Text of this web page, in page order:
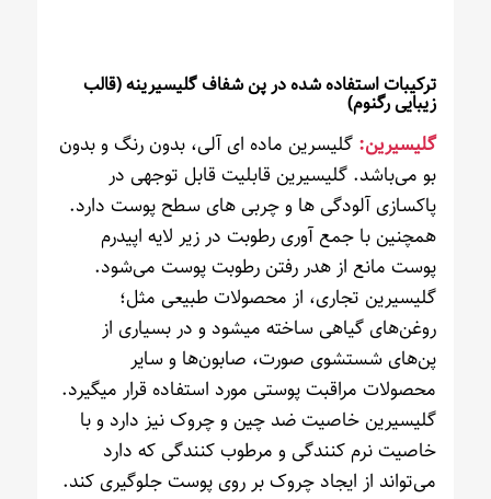
ترکیبات استفاده شده در پن شفاف گلیسیرینه (قالب
زیبایی رگنوم)
گلیسیرین: گلیسرین ماده ای آلی، بدون رنگ و بدون
بو می‌باشد. گلیسیرین قابلیت قابل توجهی در
پاکسازی آلودگی ها و چربی های سطح پوست دارد.
همچنین با جمع آوری رطوبت در زیر لایه اپیدرم
پوست مانع از هدر رفتن رطوبت پوست می‌شود.
گلیسیرین تجاری، از محصولات طبیعی مثل؛
روغن‌های گیاهی ساخته میشود و در بسیاری از
پن‌های شستشوی صورت، صابون‌ها و سایر
محصولات مراقبت پوستی مورد استفاده قرار میگیرد.
گلیسیرین خاصیت ضد چین و چروک نیز دارد و با
خاصیت نرم کنندگی و مرطوب کنندگی که دارد
می‌تواند از ایجاد چروک بر روی پوست جلوگیری کند.